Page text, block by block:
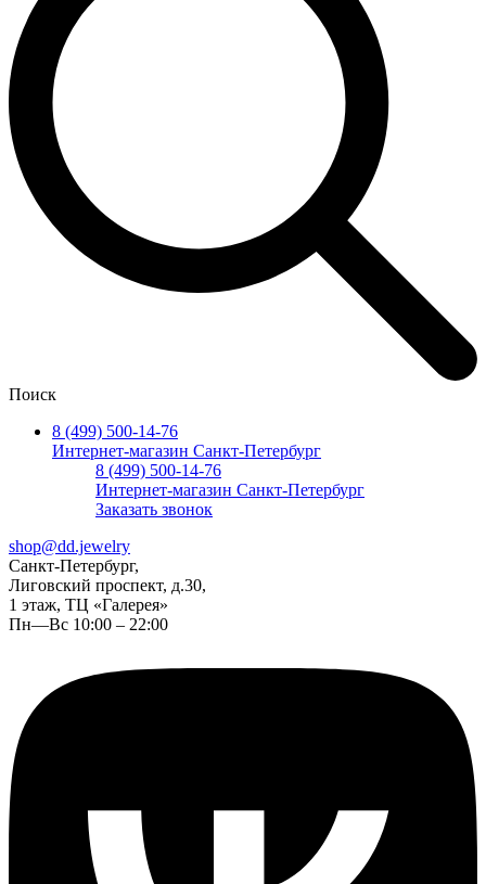
Поиск
8 (499) 500-14-76
Интернет-магазин Санкт-Петербург
8 (499) 500-14-76
Интернет-магазин Санкт-Петербург
Заказать звонок
shop@dd.jewelry
Санкт-Петербург,
Лиговский проспект, д.30,
1 этаж, ТЦ «Галерея»
Пн—Вс 10:00 – 22:00